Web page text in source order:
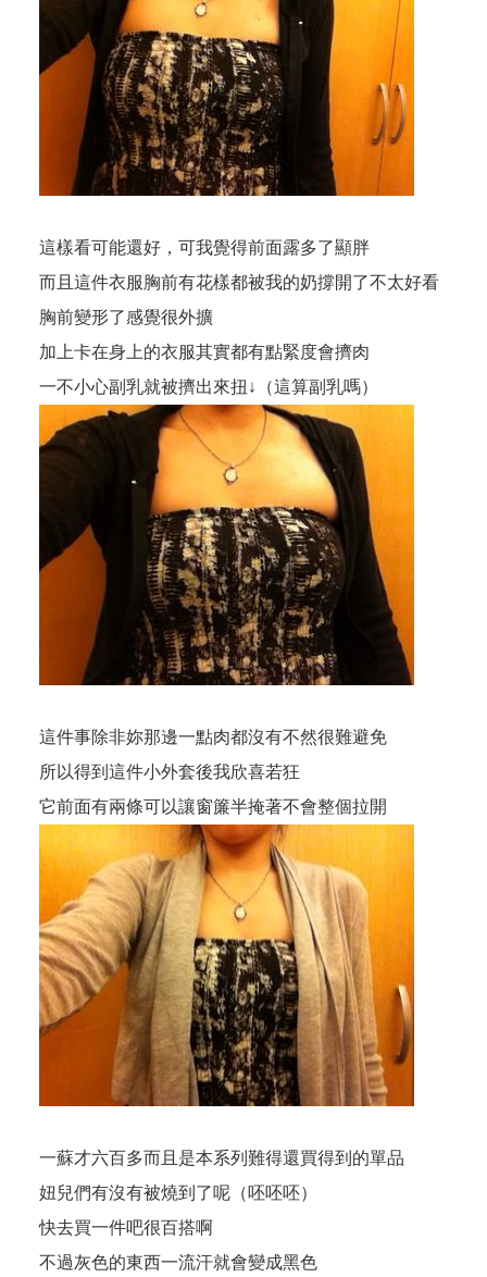
這樣看可能還好，可我覺得前面露多了顯胖
而且這件衣服胸前有花樣都被我的奶撐開了不太好看
胸前變形了感覺很外擴
加上卡在身上的衣服其實都有點緊度會擠肉
一不小心副乳就被擠出來扭↓（這算副乳嗎）
這件事除非妳那邊一點肉都沒有不然很難避免
所以得到這件小外套後我欣喜若狂
它前面有兩條可以讓窗簾半掩著不會整個拉開
一蘇才六百多而且是本系列難得還買得到的單品
妞兒們有沒有被燒到了呢（呸呸呸）
快去買一件吧很百搭啊
不過灰色的東西一流汗就會變成黑色